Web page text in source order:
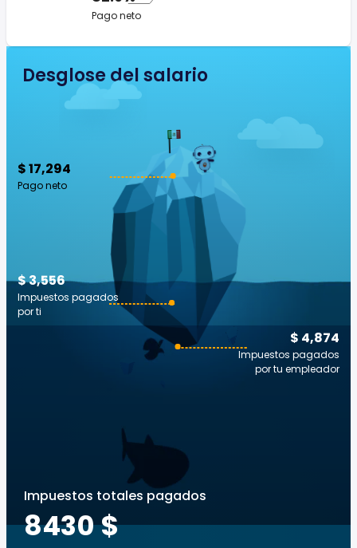
Pago neto
Desglose del salario
$ 17,294
Pago neto
$ 4,874
Impuestos pagados
por tu empleador
$ 3,556
Impuestos pagados
por ti
Impuestos totales pagados
8430 $